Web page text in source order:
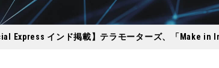
Express インド掲載】テラモーターズ、「Make in